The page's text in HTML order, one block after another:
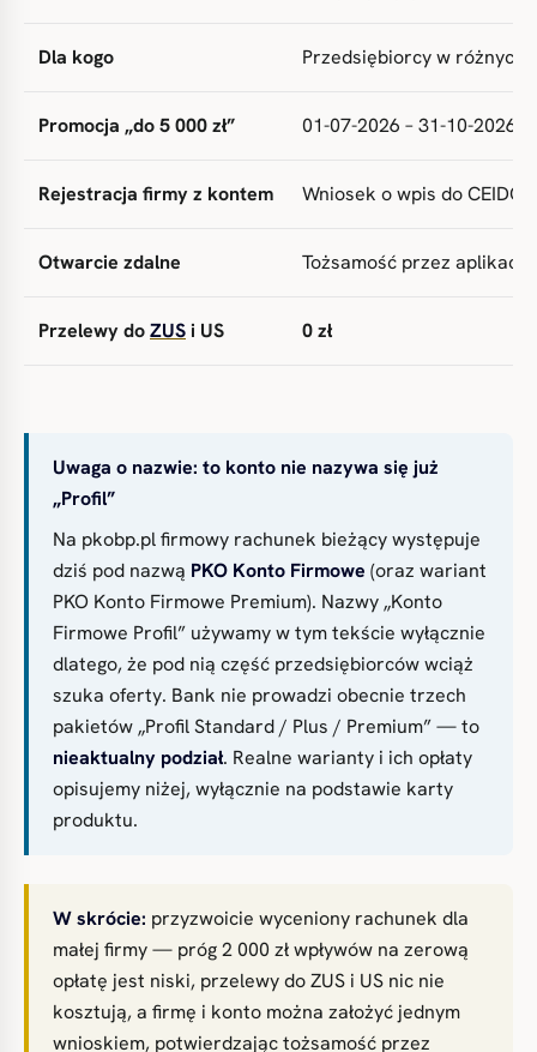
Dla kogo Przedsiębiorcy w różnych
Promocja „do 5 000 zł” 01-07-2026 – 31-10-2026
Rejestracja firmy z kontem Wniosek o wpis do CEIDG
Otwarcie zdalne Tożsamość przez aplikację
Przelewy doZUSi US 0 zł
Uwaga o nazwie: to konto nie nazywa się już
„Profil”
Na pkobp.pl firmowy rachunek bieżący występuje
dziś pod nazwą PKO Konto Firmowe (oraz wariant
PKO Konto Firmowe Premium). Nazwy „Konto
Firmowe Profil” używamy w tym tekście wyłącznie
dlatego, że pod nią część przedsiębiorców wciąż
szuka oferty. Bank nie prowadzi obecnie trzech
pakietów „Profil Standard / Plus / Premium” — to
nieaktualny podział. Realne warianty i ich opłaty
opisujemy niżej, wyłącznie na podstawie karty
produktu.
W skrócie: przyzwoicie wyceniony rachunek dla
małej firmy — próg 2 000 zł wpływów na zerową
opłatę jest niski, przelewy do ZUS i US nic nie
kosztują, a firmę i konto można założyć jednym
wnioskiem, potwierdzając tożsamość przez